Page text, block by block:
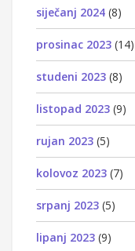
siječanj 2024 (8)
prosinac 2023 (14)
studeni 2023 (8)
listopad 2023 (9)
rujan 2023 (5)
kolovoz 2023 (7)
srpanj 2023 (5)
lipanj 2023 (9)